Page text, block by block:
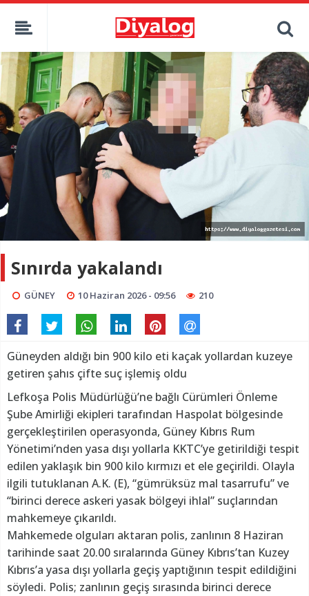
Sınırda yakalandı
GÜNEY 10 Haziran 2026 - 09:56 210
Güneyden aldığı bin 900 kilo eti kaçak yollardan kuzeye
getiren şahıs çifte suç işlemiş oldu
Lefkoşa Polis Müdürlüğü’ne bağlı Cürümleri Önleme
Şube Amirliği ekipleri tarafından Haspolat bölgesinde
gerçekleştirilen operasyonda, Güney Kıbrıs Rum
Yönetimi’nden yasa dışı yollarla KKTC’ye getirildiği tespit
edilen yaklaşık bin 900 kilo kırmızı et ele geçirildi. Olayla
ilgili tutuklanan A.K. (E), “gümrüksüz mal tasarrufu” ve
“birinci derece askeri yasak bölgeyi ihlal” suçlarından
mahkemeye çıkarıldı.
Mahkemede olguları aktaran polis, zanlının 8 Haziran
tarihinde saat 20.00 sıralarında Güney Kıbrıs’tan Kuzey
Kıbrıs’a yasa dışı yollarla geçiş yaptığının tespit edildiğini
söyledi. Polis; zanlının geçiş sırasında birinci derece